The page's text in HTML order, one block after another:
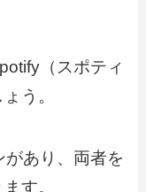
（スポティ
う。
あり、両者を
す。